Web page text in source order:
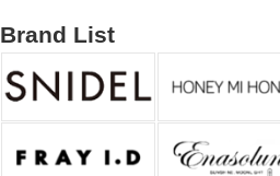
Brand List